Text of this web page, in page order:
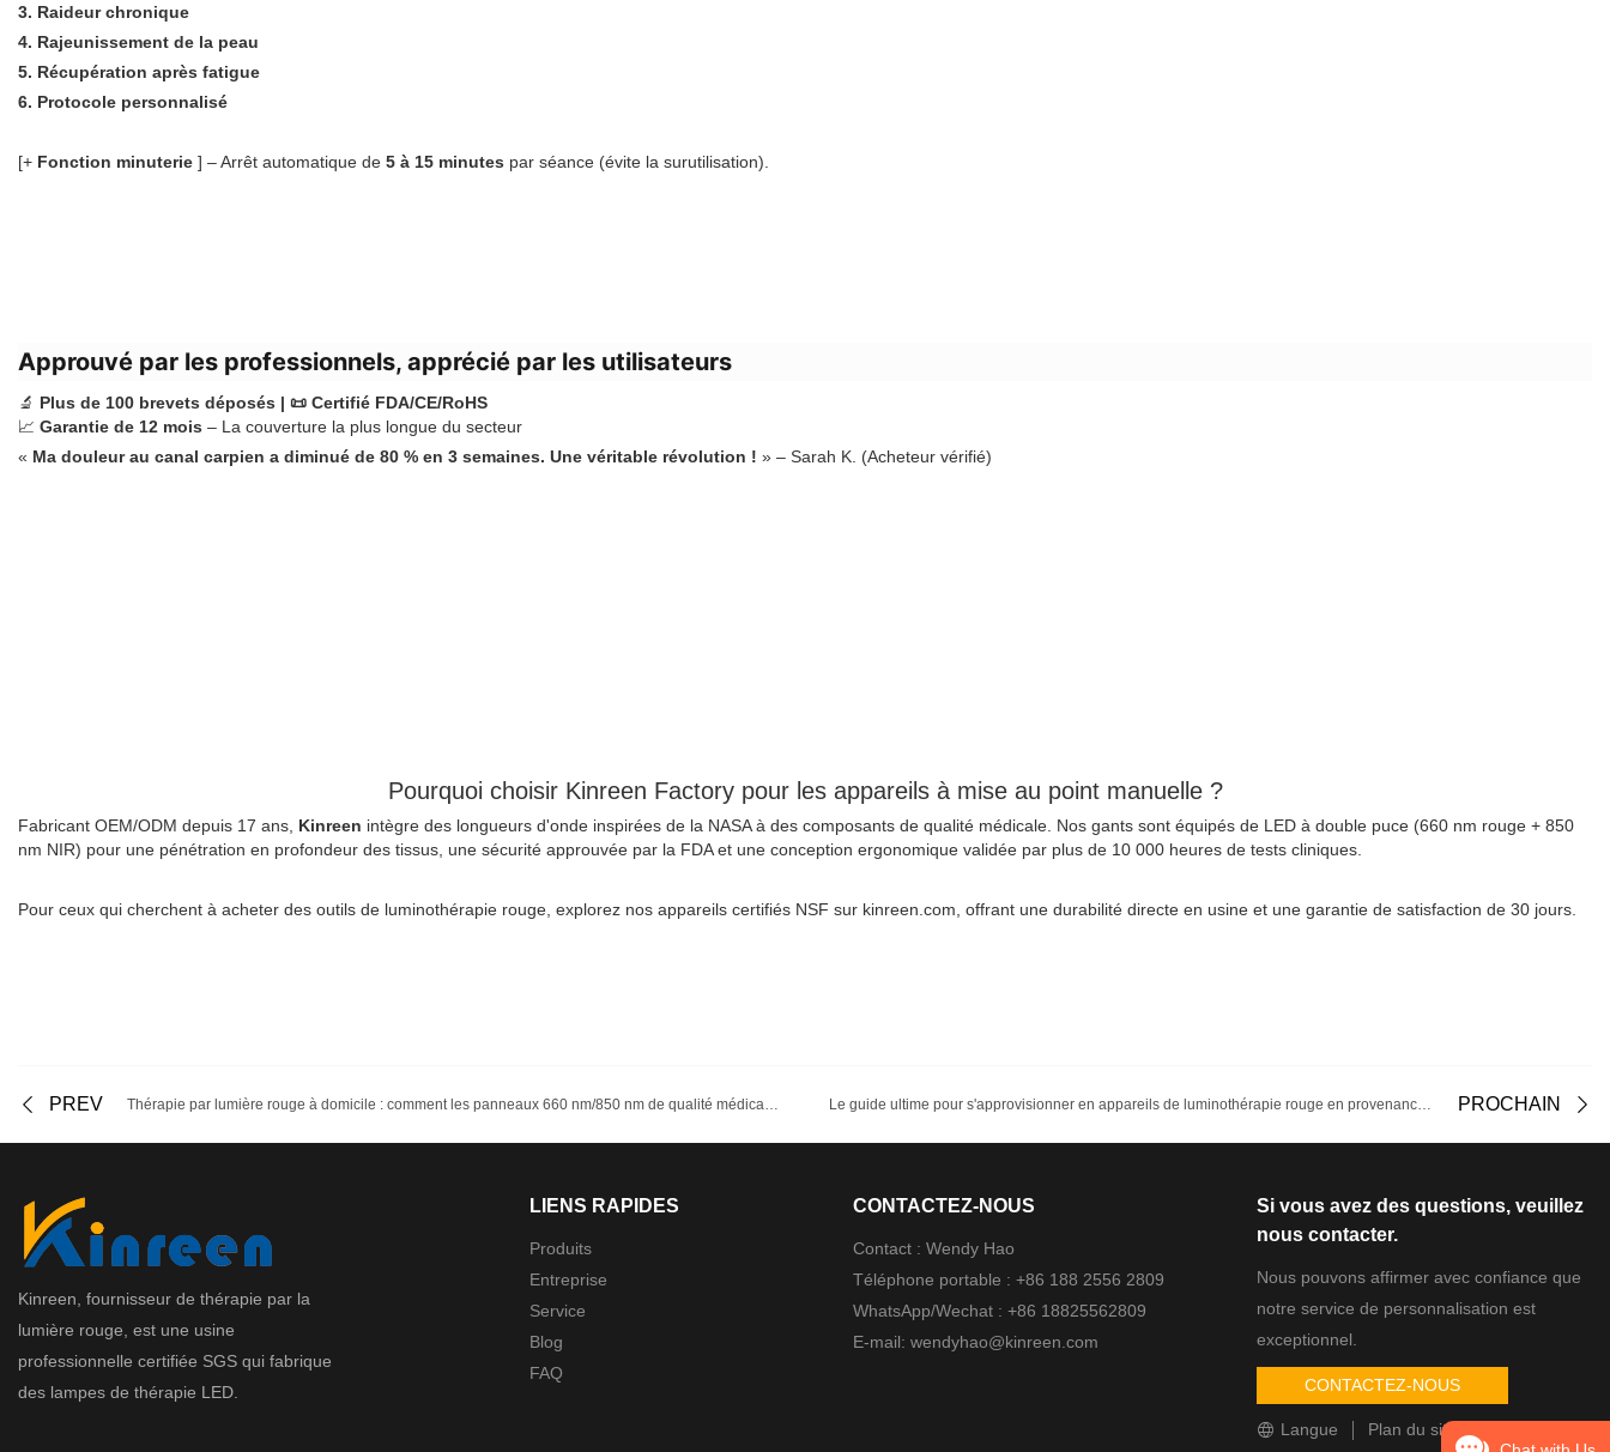
3. Raideur chronique
4. Rajeunissement de la peau
5. Récupération après fatigue
6. Protocole personnalisé
[+ Fonction minuterie ] – Arrêt automatique de 5 à 15 minutes par séance (évite la surutilisation).
Approuvé par les professionnels, apprécié par les utilisateurs
🔬 Plus de 100 brevets déposés | 📜 Certifié FDA/CE/RoHS
📈 Garantie de 12 mois – La couverture la plus longue du secteur
« Ma douleur au canal carpien a diminué de 80 % en 3 semaines. Une véritable révolution ! » – Sarah K. (Acheteur vérifié)
Pourquoi choisir Kinreen Factory pour les appareils à mise au point manuelle ?
Fabricant OEM/ODM depuis 17 ans, Kinreen intègre des longueurs d'onde inspirées de la NASA à des composants de qualité médicale. Nos gants sont équipés de LED à double puce (660 nm rouge + 850
nm NIR) pour une pénétration en profondeur des tissus, une sécurité approuvée par la FDA et une conception ergonomique validée par plus de 10 000 heures de tests cliniques.
Pour ceux qui cherchent à acheter des outils de luminothérapie rouge, explorez nos appareils certifiés NSF sur kinreen.com, offrant une durabilité directe en usine et une garantie de satisfaction de 30 jours.
PREV Thérapie par lumière rouge à domicile : comment les panneaux 660 nm/850 nm de qualité médicale révolutionnent les soins personnels Le guide ultime pour s'approvisionner en appareils de luminothérapie rouge en provenance de Chine en 2026 PROCHAIN
Kinreen, fournisseur de thérapie par la
lumière rouge, est une usine
professionnelle certifiée SGS qui fabrique
des lampes de thérapie LED.
LIENS RAPIDES
Produits
Entreprise
Service
Blog
FAQ
CONTACTEZ-NOUS
Contact : Wendy Hao
Téléphone portable : +86 188 2556 2809
WhatsApp/Wechat : +86 18825562809
E-mail: wendyhao@kinreen.com
Si vous avez des questions, veuillez
nous contacter.
Nous pouvons affirmer avec confiance que
notre service de personnalisation est
exceptionnel.
CONTACTEZ-NOUS
Langue
Plan du site